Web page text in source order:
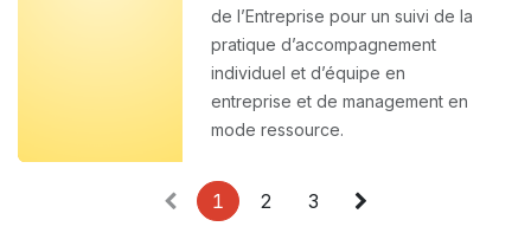
de l’Entreprise pour un suivi de la
pratique d’accompagnement
individuel et d’équipe en
entreprise et de management en
mode ressource.
1 2 3